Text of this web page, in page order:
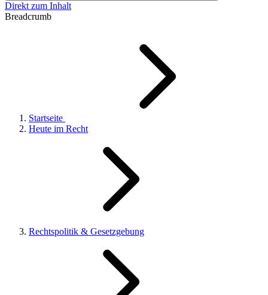
Direkt zum Inhalt
Breadcrumb
Startseite
Heute im Recht
Rechtspolitik & Gesetzgebung